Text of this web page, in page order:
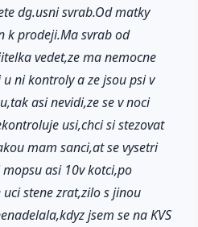
dg.usni svrab.Od matky
k prodeji.Ma svrab od
vedet,ze ma nemocne
u ni kontroly a ze jsou psi v
asi nevidi,ze se v noci
usi,chci si stezovat
mam sanci,at se vysetri
asi 10v kotci,po
stene zrat,zilo s jinou
jsem se na KVS